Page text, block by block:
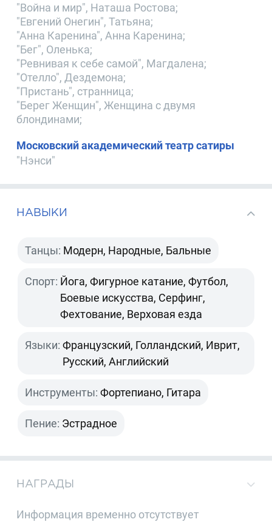
"Война и мир", Наташа Ростова;
"Евгений Онегин", Татьяна;
"Анна Каренина", Анна Каренина;
"Бег", Оленька;
"Ревнивая к себе самой", Магдалена;
"Отелло", Дездемона;
"Пристань", странница;
"Берег Женщин", Женщина с двумя
блондинами;
Московский академический театр сатиры
"Нэнси"
НАВЫКИ
Танцы: Модерн, Народные, Бальные
Спорт: Йога, Фигурное катание, Футбол,
Боевые искусства, Серфинг,
Фехтование, Верховая езда
Языки: Французский, Голландский, Иврит,
Русский, Английский
Инструменты: Фортепиано, Гитара
Пение: Эстрадное
НАГРАДЫ
Информация временно отсутствует